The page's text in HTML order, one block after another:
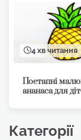
4 хв читання
Поетапні
ананаса для
Категорії